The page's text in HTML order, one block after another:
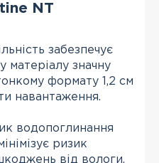
NT
забезпечує
матеріалу значну
формату 1,2 см
навантаження.
водопоглинання
ризик
від вологи,